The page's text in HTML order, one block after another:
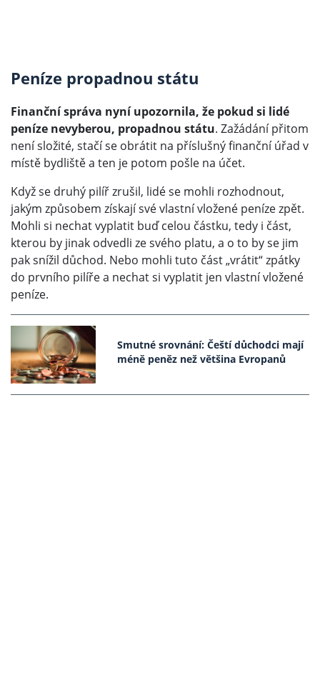
Peníze propadnou státu
Finanční správa nyní upozornila, že pokud si lidé
peníze nevyberou, propadnou státu. Zažádání přitom
není složité, stačí se obrátit na příslušný finanční úřad v
místě bydliště a ten je potom pošle na účet.
Když se druhý pilíř zrušil, lidé se mohli rozhodnout,
jakým způsobem získají své vlastní vložené peníze zpět.
Mohli si nechat vyplatit buď celou částku, tedy i část,
kterou by jinak odvedli ze svého platu, a o to by se jim
pak snížil důchod. Nebo mohli tuto část „vrátit“ zpátky
do prvního pilíře a nechat si vyplatit jen vlastní vložené
peníze.
Smutné srovnání: Čeští důchodci mají
méně peněz než většina Evropanů